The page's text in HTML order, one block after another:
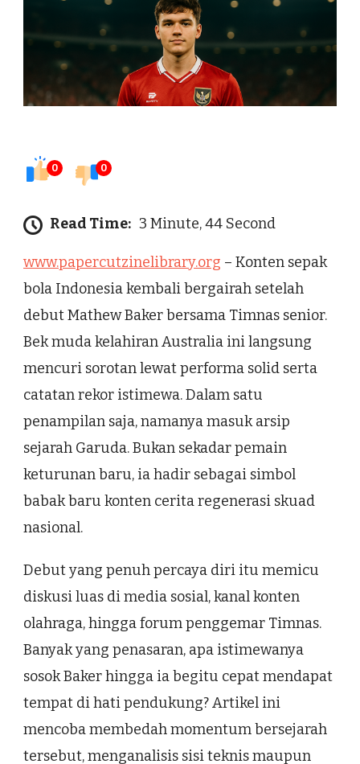
0 0
Read Time: 3 Minute, 44 Second
www.papercutzinelibrary.org – Konten sepak
bola Indonesia kembali bergairah setelah
debut Mathew Baker bersama Timnas senior.
Bek muda kelahiran Australia ini langsung
mencuri sorotan lewat performa solid serta
catatan rekor istimewa. Dalam satu
penampilan saja, namanya masuk arsip
sejarah Garuda. Bukan sekadar pemain
keturunan baru, ia hadir sebagai simbol
babak baru konten cerita regenerasi skuad
nasional.
Debut yang penuh percaya diri itu memicu
diskusi luas di media sosial, kanal konten
olahraga, hingga forum penggemar Timnas.
Banyak yang penasaran, apa istimewanya
sosok Baker hingga ia begitu cepat mendapat
tempat di hati pendukung? Artikel ini
mencoba membedah momentum bersejarah
tersebut, menganalisis sisi teknis maupun